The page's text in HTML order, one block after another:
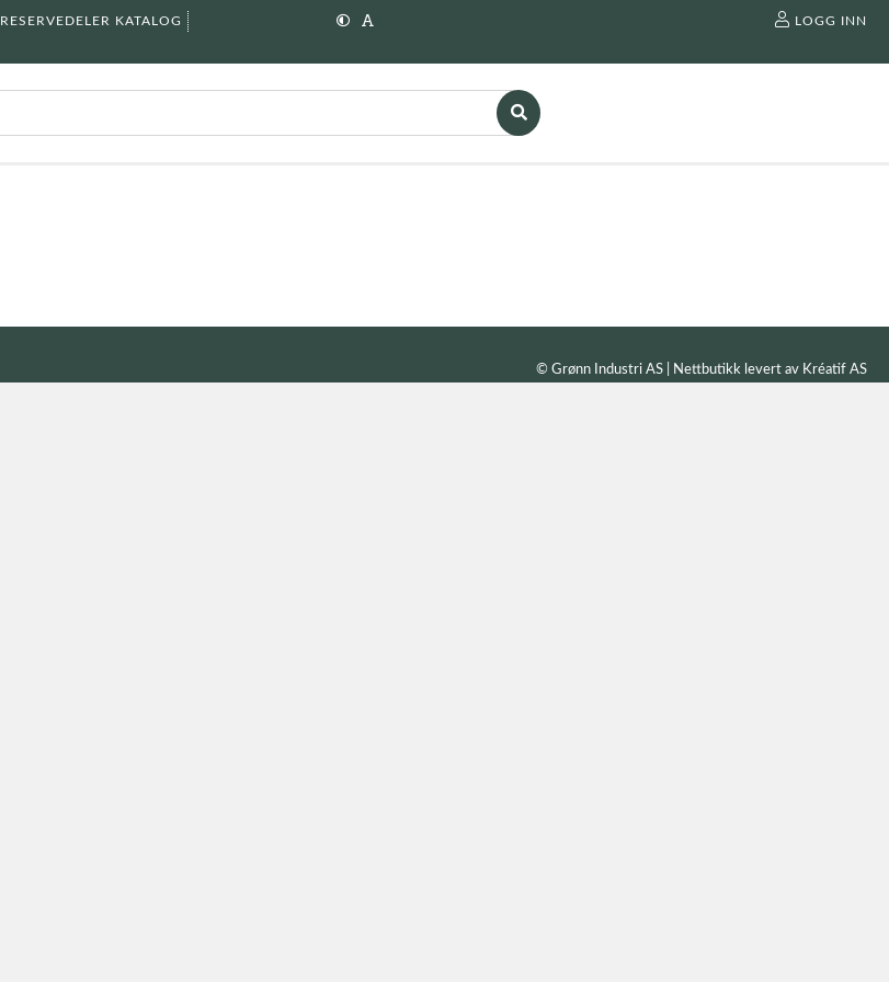
RESERVEDELER KATALOG
LOGG INN
© Grønn Industri AS | Nettbutikk levert av Kréatif AS